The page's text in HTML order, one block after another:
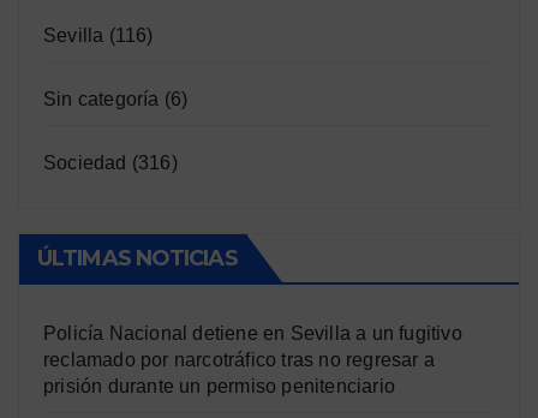
Sevilla (116)
Sin categoría (6)
Sociedad (316)
ÚLTIMAS NOTICIAS
Policía Nacional detiene en Sevilla a un fugitivo
reclamado por narcotráfico tras no regresar a
prisión durante un permiso penitenciario